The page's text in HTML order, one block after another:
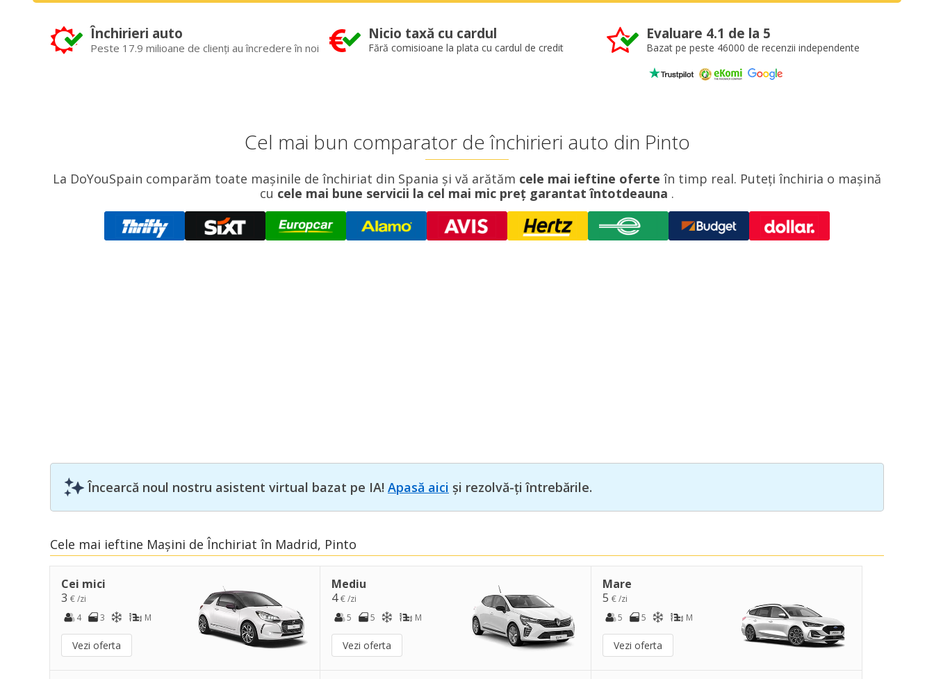
Închirieri auto
Peste 17.9 milioane de clienți au încredere în noi
Nicio taxă cu cardul
Fără comisioane la plata cu cardul de credit
Evaluare 4.1 de la 5
Bazat pe peste 46000 de recenzii independente
Cel mai bun comparator de închirieri auto din Pinto
La DoYouSpain comparăm toate mașinile de închiriat din Spania și vă arătăm cele mai ieftine oferte în timp real. Puteți închiria o mașină
cu cele mai bune servicii la cel mai mic preț garantat întotdeauna .
Încearcă noul nostru asistent virtual bazat pe IA! Apasă aici și rezolvă-ți întrebările.
Cele mai ieftine Mașini de Închiriat în Madrid, Pinto
Cei mici
3 € /zi
4
3 M
Vezi oferta
Mediu
4€ /zi
5
5 M
Vezi oferta
Mare
5 € /zi
5
5 M
Vezi oferta